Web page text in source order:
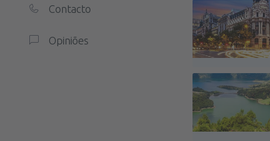
Contacto
Opiniões